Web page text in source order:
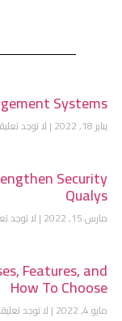
Systems
يناير 18, 2022 لا توجد
Security
Qualys
مارس 15, 2022 لا توجد
Features, and
How To Choose
مايو 4, 2022 لا توجد